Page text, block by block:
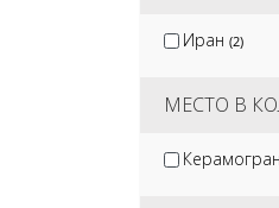
Керлайф
Иран (2)
МЕСТО В